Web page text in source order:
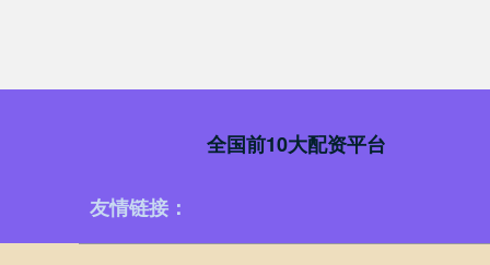
全国前10大配资平台
友情链接：